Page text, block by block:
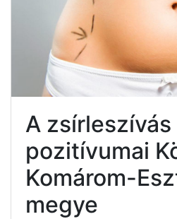
A zsírleszívás
pozitívumai
Komárom-
megye